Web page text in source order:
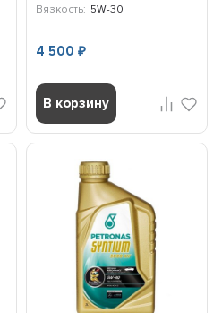
Вязкость: 5W-30
4 500 ₽
В корзину